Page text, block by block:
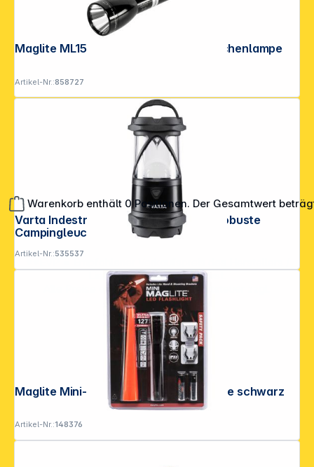
Warenkorb enthält 0 Positionen. Der Gesamtwert
Maglite ML150LR akkubetriebene Taschenlampe
Artikel-Nr.:858727
Varta Indestructible L30 Pro extrem robuste
Campingleuchte
Artikel-Nr.:535537
Maglite Mini-LED 2AA Sicherheitslampe schwarz
Artikel-Nr.:148376
Lieferanten zzgl. 19% Mwst.
Alle Preise exkl. gesetzl. Mehrwertsteuer zzgl.
Versandkosten